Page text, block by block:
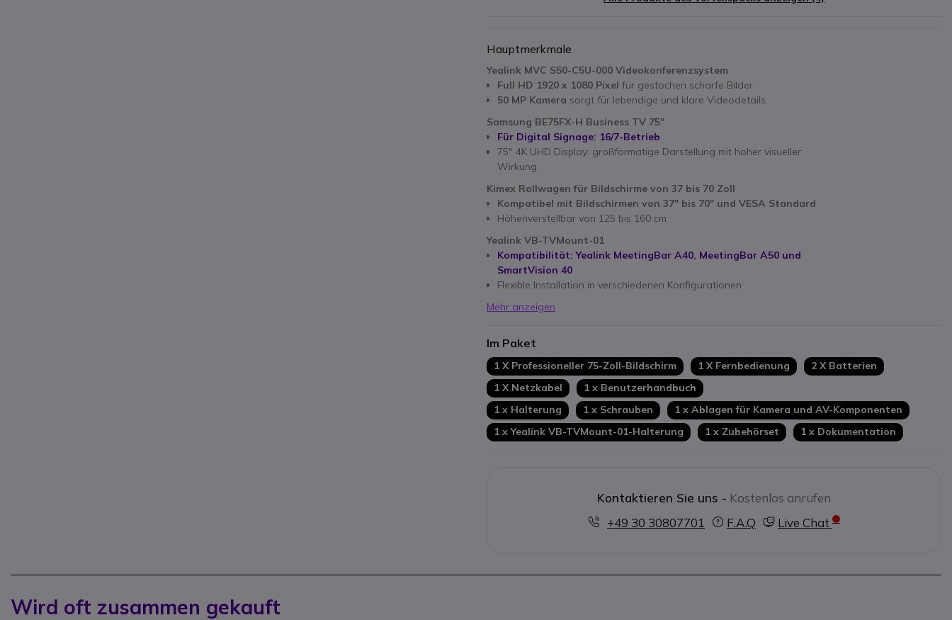
Hauptmerkmale
Yealink MVC S50-C5U-000 Videokonferenzsystem
Full HD 1920 x 1080 Pixel für gestochen scharfe Bilder.
50 MP Kamera sorgt für lebendige und klare Videodetails.
Samsung BE75FX-H Business TV 75''
Für Digital Signage: 16/7-Betrieb
75" 4K UHD Display: großformatige Darstellung mit hoher visueller
Wirkung
Kimex Rollwagen für Bildschirme von 37 bis 70 Zoll
Kompatibel mit Bildschirmen von 37" bis 70" und VESA Standard
Höhenverstellbar von 125 bis 160 cm
Yealink VB-TVMount-01
Kompatibilität: Yealink MeetingBar A40, MeetingBar A50 und
SmartVision 40
Flexible Installation in verschiedenen Konfigurationen
Mehr anzeigen
Im Paket
1 X Professioneller 75-Zoll-Bildschirm 1 X Fernbedienung
2 X Batterien
1 X Netzkabel
1 x Benutzerhandbuch
1 x Halterung
1 x Schrauben
1 x Ablagen für Kamera und AV-Komponenten
1 x Yealink VB-TVMount-01-Halterung
1 x Zubehörset 1 x Dokumentation
Kontaktieren Sie uns - Kostenlos anrufen
+49 30 30807701
F.A.Q Live Chat
Wird oft zusammen gekauft